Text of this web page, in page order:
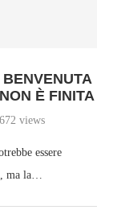
È FINITA
672 views
essere
ma la…